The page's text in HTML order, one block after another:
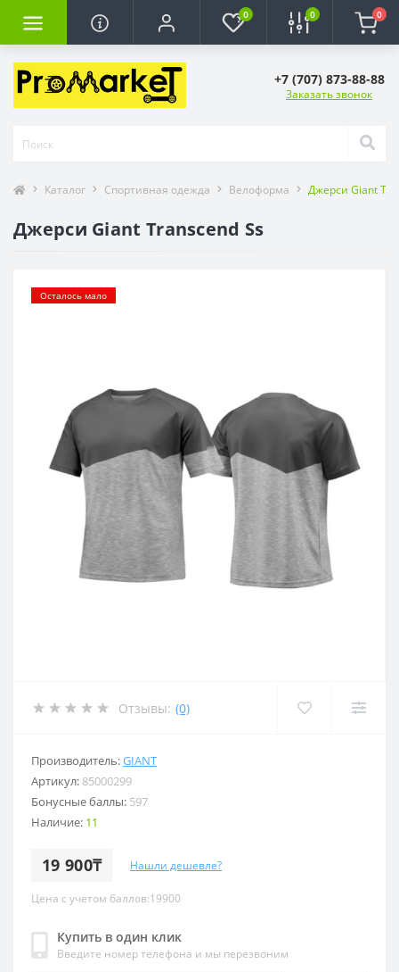
0 0 0
+7 (707) 873-88-88
Заказать звонок
Каталог Спортивная одежда Велоформа Джерси Giant
Джерси Giant Transcend Ss
Осталось мало
Отзывы: (0)
Производитель:GIANT
Артикул: 85000299
Бонусные баллы: 597
Наличие: 11
19 900₸ Нашли дешевле?
Цена с учетом баллов:19900
Купить в один клик
Введите номер телефона и мы перезвоним